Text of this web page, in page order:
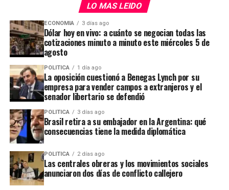
Quiénes votaron a favor
Maximiliano Abad (UCR – Buenos Aires).
Bartolomé Esteban Abdala (La Libertad Avanza –
San Luis).
De ambos encuentros participaron la secretaria general
de la Presidencia, Karina Milei
Quirno, los únicos dos miembros de la comitiva
presidencial que acompañó a Milei en el recorrido por
Ecuador y Colombia, que comenzó el miércoles por la
noche y concluirá en las próximas horas.
Javier y Karina Milei, Pablo Quirno y el canciller israelí
Gideon Sa’ ar
Más tarde, Milei recibirá el Doctorado Honoris Causa de
la Universidad Santiago de Cali, en la sede de la Cámara
de Comercio de esa ciudad.
ADVERTISEMENT
LO MAS LEIDO
ECONOMIA 3 días ago
Dólar hoy en vivo: a cuánto se negocian todas las
cotizaciones minuto a minuto este miércoles 5 de
agosto
POLITICA 1 día ago
La oposición cuestionó a Benegas Lynch por su
empresa para vender campos a extranjeros y el
senador libertario se defendió
POLITICA 3 días ago
Brasil retira a su embajador en la Argentina: qué
consecuencias tiene la medida diplomática
POLITICA 2 días ago
Las centrales obreras y los movimientos sociales
anunciaron dos días de conflicto callejero